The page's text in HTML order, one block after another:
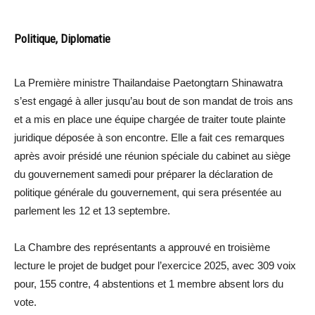
Politique, Diplomatie
La Première ministre Thailandaise Paetongtarn Shinawatra
s’est engagé à aller jusqu’au bout de son mandat de trois ans
et a mis en place une équipe chargée de traiter toute plainte
juridique déposée à son encontre. Elle a fait ces remarques
après avoir présidé une réunion spéciale du cabinet au siège
du gouvernement samedi pour préparer la déclaration de
politique générale du gouvernement, qui sera présentée au
parlement les 12 et 13 septembre.
La Chambre des représentants a approuvé en troisième
lecture le projet de budget pour l’exercice 2025, avec 309 voix
pour, 155 contre, 4 abstentions et 1 membre absent lors du
vote.